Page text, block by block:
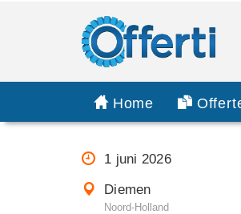
Home
1 juni 2026
Diemen
Noord-Holland